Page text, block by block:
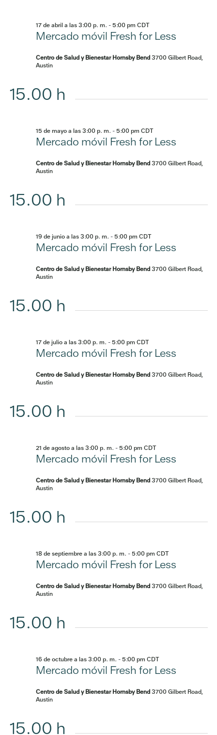
Mercado móvil Fresh for Less
17 de abril a las 3:00 p. m. -5:00 pm CDT
Centro de Salud y Bienestar Hornsby Bend3700 Gilbert Road,
Austin
15.00 h
Mercado móvil Fresh for Less
15 de mayo a las 3:00 p. m. -5:00 pm CDT
Centro de Salud y Bienestar Hornsby Bend3700 Gilbert Road,
Austin
15.00 h
Mercado móvil Fresh for Less
19 de junio a las 3:00 p. m. -5:00 pm CDT
Centro de Salud y Bienestar Hornsby Bend3700 Gilbert Road,
Austin
15.00 h
Mercado móvil Fresh for Less
17 de julio a las 3:00 p. m. -5:00 pm CDT
Centro de Salud y Bienestar Hornsby Bend3700 Gilbert Road,
Austin
15.00 h
Mercado móvil Fresh for Less
21 de agosto a las 3:00 p. m. -5:00 pm CDT
Centro de Salud y Bienestar Hornsby Bend3700 Gilbert Road,
Austin
15.00 h
Mercado móvil Fresh for Less
18 de septiembre a las 3:00 p. m. -5:00 pm CDT
Centro de Salud y Bienestar Hornsby Bend3700 Gilbert Road,
Austin
15.00 h
Mercado móvil Fresh for Less
16 de octubre a las 3:00 p. m. -5:00 pm CDT
Centro de Salud y Bienestar Hornsby Bend3700 Gilbert Road,
Austin
15.00 h